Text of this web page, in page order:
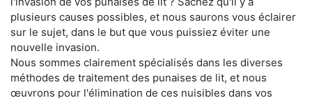
plusieurs causes possibles, et nous saurons vous éclairer
sur le sujet, dans le but que vous puissiez éviter une
nouvelle invasion.
Nous sommes clairement spécialisés dans les diverses
méthodes de traitement des punaises de lit, et nous
œuvrons pour l'élimination de ces nuisibles dans vos